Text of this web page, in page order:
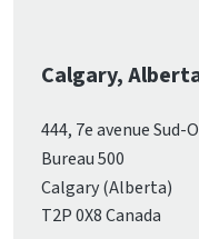
Calgary,
444, 7e avenue Sud-
Bureau 500
Calgary (Alberta)
T2P 0X8 Canada